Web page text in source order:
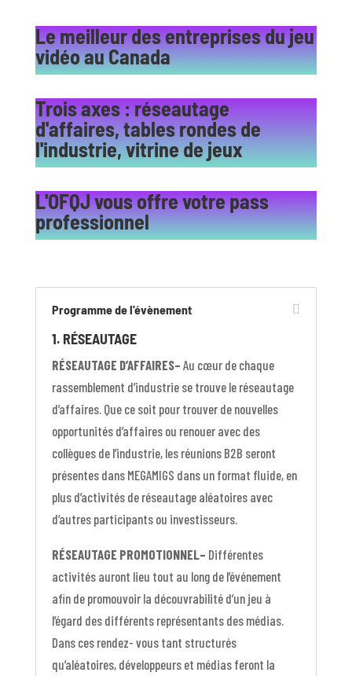
Le meilleur des entreprises du jeu
vidéo au Canada
Trois axes : réseautage
d'affaires, tables rondes de
l'industrie, vitrine de jeux
L'OFQJ vous offre votre pass
professionnel
Programme de l'évènement
1. RÉSEAUTAGE
RÉSEAUTAGE D’AFFAIRES– Au cœur de chaque
rassemblement d’industrie se trouve le réseautage
d’affaires. Que ce soit pour trouver de nouvelles
opportunités d’affaires ou renouer avec des
collègues de l’industrie, les réunions B2B seront
présentes dans MEGAMIGS dans un format fluide, en
plus d’activités de réseautage aléatoires avec
d’autres participants ou investisseurs.
RÉSEAUTAGE PROMOTIONNEL– Différentes
activités auront lieu tout au long de l’événement
afin de promouvoir la découvrabilité d’un jeu à
l’égard des différents représentants des médias.
Dans ces rendez- vous tant structurés
qu’aléatoires, développeurs et médias feront la